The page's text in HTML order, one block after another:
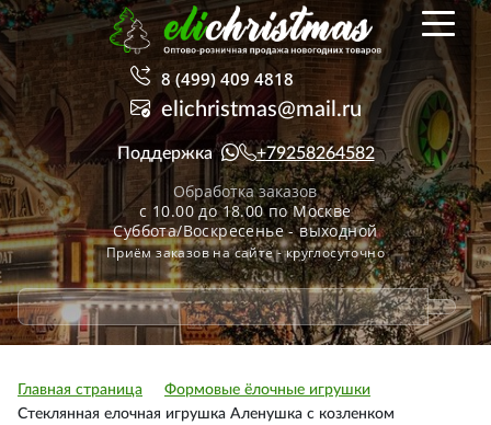
8 (499) 409 4818
elichristmas@mail.ru
Поддержка +79258264582
Обработка заказов
с 10.00 до 18.00 по Москве
Суббота/Воскресенье - выходной
Приём заказов на сайте - круглосуточно
Главная страница
Формовые ёлочные игрушки
Стеклянная елочная игрушка Аленушка с козленком